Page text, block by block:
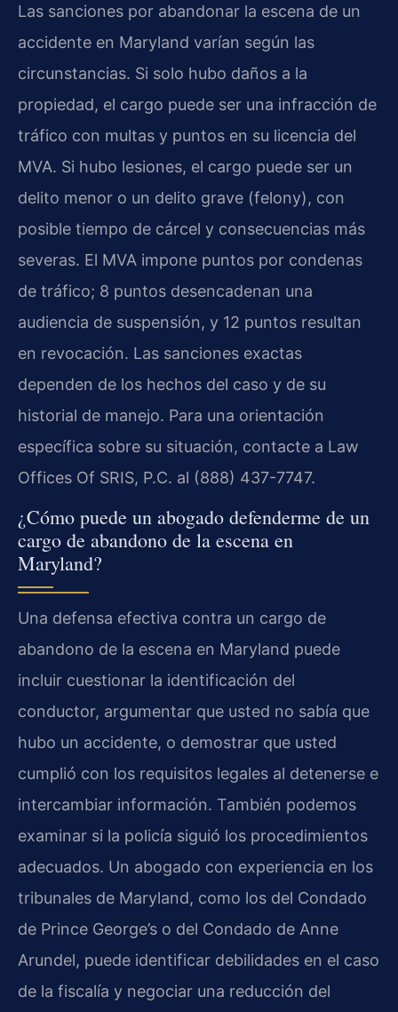
Las sanciones por abandonar la escena de un
accidente en Maryland varían según las
circunstancias. Si solo hubo daños a la
propiedad, el cargo puede ser una infracción de
tráfico con multas y puntos en su licencia del
MVA. Si hubo lesiones, el cargo puede ser un
delito menor o un delito grave (felony), con
posible tiempo de cárcel y consecuencias más
severas. El MVA impone puntos por condenas
de tráfico; 8 puntos desencadenan una
audiencia de suspensión, y 12 puntos resultan
en revocación. Las sanciones exactas
dependen de los hechos del caso y de su
historial de manejo. Para una orientación
específica sobre su situación, contacte a Law
Offices Of SRIS, P.C. al (888) 437-7747.
¿Cómo puede un abogado defenderme de un
cargo de abandono de la escena en
Maryland?
Una defensa efectiva contra un cargo de
abandono de la escena en Maryland puede
incluir cuestionar la identificación del
conductor, argumentar que usted no sabía que
hubo un accidente, o demostrar que usted
cumplió con los requisitos legales al detenerse e
intercambiar información. También podemos
examinar si la policía siguió los procedimientos
adecuados. Un abogado con experiencia en los
tribunales de Maryland, como los del Condado
de Prince George’s o del Condado de Anne
Arundel, puede identificar debilidades en el caso
de la fiscalía y negociar una reducción del